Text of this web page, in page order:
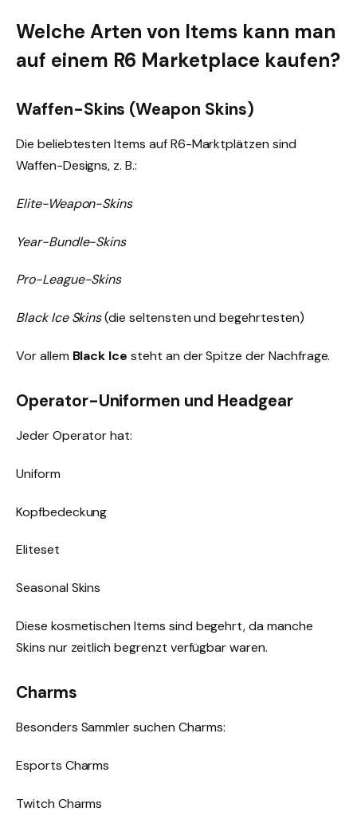
Welche Arten von Items kann man
auf einem R6 Marketplace kaufen?
Waffen-Skins (Weapon Skins)
Die beliebtesten Items auf R6-Marktplätzen sind
Waffen-Designs, z. B.:
Elite-Weapon-Skins
Year-Bundle-Skins
Pro-League-Skins
Black Ice Skins(die seltensten und begehrtesten)
Vor allem Black Ice steht an der Spitze der Nachfrage.
Operator-Uniformen und Headgear
Jeder Operator hat:
Uniform
Kopfbedeckung
Eliteset
Seasonal Skins
Diese kosmetischen Items sind begehrt, da manche
Skins nur zeitlich begrenzt verfügbar waren.
Charms
Besonders Sammler suchen Charms:
Esports Charms
Twitch Charms